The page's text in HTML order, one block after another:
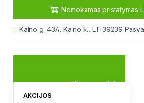
Nemokamas pristatymas
Kalno g. 43A, Kalno k., LT-39239
Visos prekės
AKCIJOS